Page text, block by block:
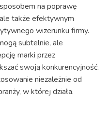
na poprawę
także efektywnym
wizerunku firmy.
subtelnie, ale
marki przez
swoją konkurencyjność.
niezależnie od
w której działa.